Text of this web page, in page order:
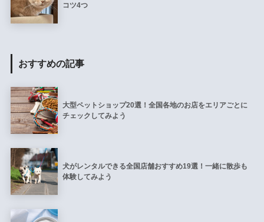
コツ4つ
おすすめの記事
大型ペットショップ20選！全国各地のお店をエリアごとに
チェックしてみよう
犬がレンタルできる全国店舗おすすめ19選！一緒に散歩も
体験してみよう